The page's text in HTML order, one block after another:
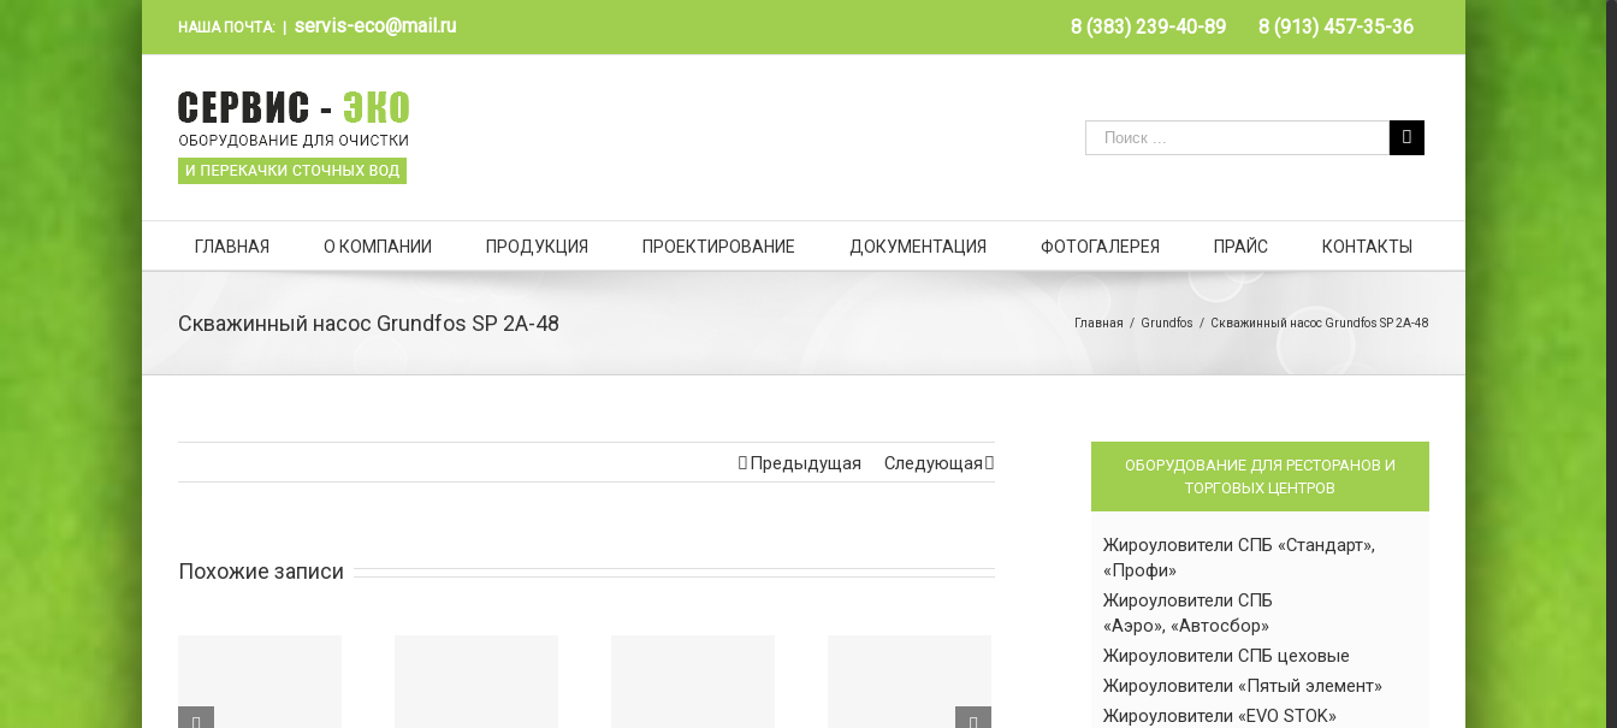
НАША ПОЧТА: servis-eco@mail.ru 8 (383) 239-40-89 8 (913) 457-35-36
ГЛАВНАЯ О КОМПАНИИ ПРОДУКЦИЯ ПРОЕКТИРОВАНИЕ ДОКУМЕНТАЦИЯ ФОТОГАЛЕРЕЯ ПРАЙС КОНТАКТЫ
Скважинный насос Grundfos SP 2A-48 Главная / Grundfos / Скважинный насос Grundfos SP 2A-48
Предыдущая Следующая
Похожие записи
ОБОРУДОВАНИЕ ДЛЯ РЕСТОРАНОВ И
ТОРГОВЫХ ЦЕНТРОВ
Жироуловители СПБ «Стандарт»,
«Профи»
Жироуловители СПБ
«Аэро», «Автосбор»
Жироуловители СПБ цеховые
Жироуловители «Пятый элемент»
Жироуловители «EVO STOK»